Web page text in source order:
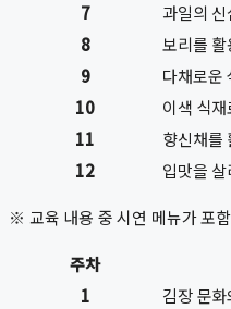
7
과일의
8
보리를
9
다채로운
10
이색 식
11
향신채를
12
입맛을
※ 교육 내용 중 시연 메뉴가 포
주차
1
김장 문